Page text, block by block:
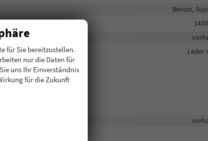
Benzin,
Leder
für Sie bereitzustellen.
nur die Daten für
uns Ihr Einverständnis
für die Zukunft